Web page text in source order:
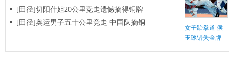
[田径]切阳什姐20公里竞走遗憾摘得铜牌
[田径]奥运男子五十公里竞走 中国队摘铜
女子跆拳道 侯
玉琢错失金牌